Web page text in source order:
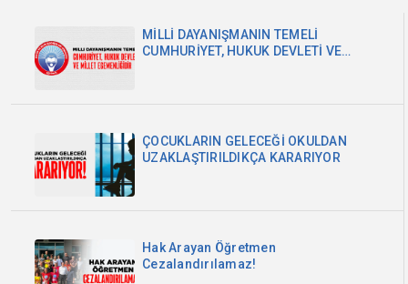
MİLLİ DAYANIŞMANIN TEMELİ
CUMHURİYET, HUKUK DEVLETİ VE
ÇOCUKLARIN GELECEĞİ OKULDAN
UZAKLAŞTIRILDIKÇA KARARIYOR
Hak Arayan Öğretmen
Cezalandırılamaz!